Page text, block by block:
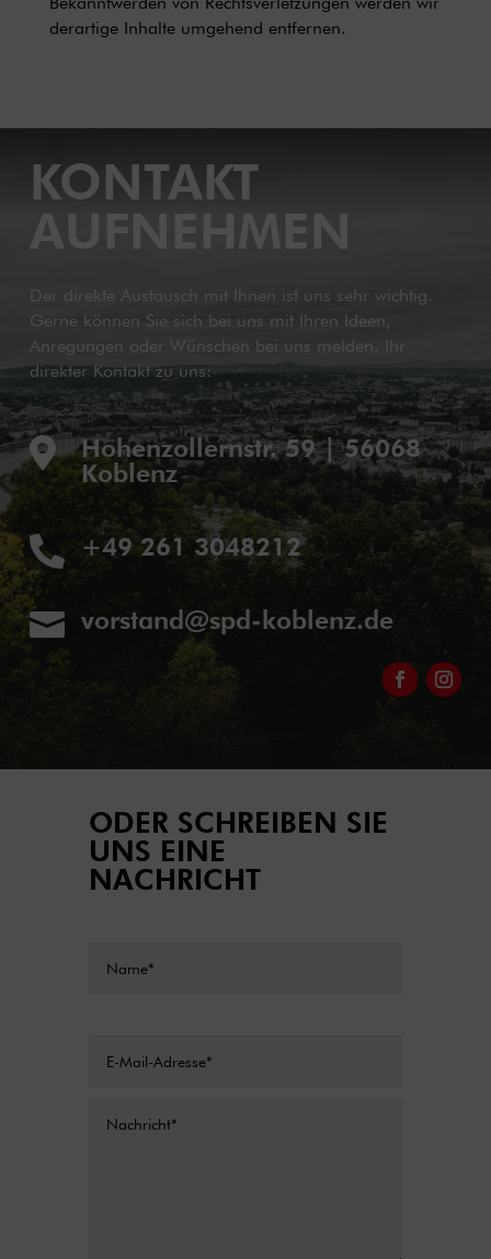
derartige Inhalte umgehend entfernen.
KONTAKT
AUFNEHMEN
Der direkte Austausch mit Ihnen ist uns sehr wichtig.
Gerne können Sie sich bei uns mit Ihren Ideen,
Anregungen oder Wünschen bei uns melden. Ihr
direkter Kontakt zu uns:

Hohenzollernstr. 59 | 56068
Koblenz
 +49 261 3048212
 vorstand@spd-koblenz.de
ODER SCHREIBEN SIE
UNS EINE
NACHRICHT